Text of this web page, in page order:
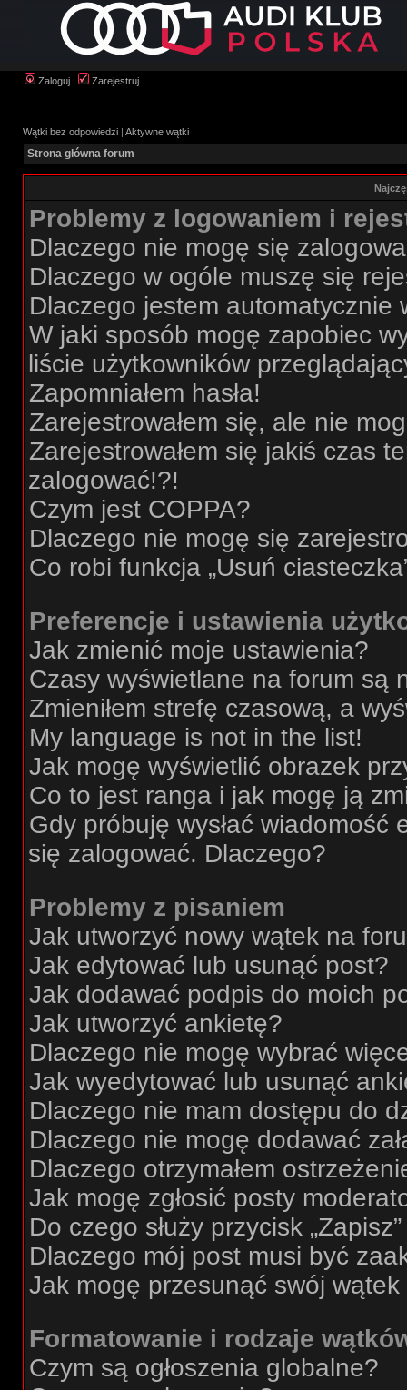
Zaloguj Zarejestruj
Wątki bez odpowiedzi | Aktywne wątki
Strona główna forum
Problemy z logowaniem i
Dlaczego nie mogę się
Dlaczego w ogóle muszę się
Dlaczego jestem automatycznie
W jaki sposób mogę zapobiec
liście użytkowników
Zapomniałem hasła!
Zarejestrowałem się, ale nie
Zarejestrowałem się jakiś czas
zalogować!?!
Czym jest COPPA?
Dlaczego nie mogę się
Co robi funkcja „Usuń
Preferencje i ustawienia
Jak zmienić moje ustawienia?
Czasy wyświetlane na forum są
Zmieniłem strefę czasową, a
My language is not in the list!
Jak mogę wyświetlić obrazek
Co to jest ranga i jak mogę ją
Gdy próbuję wysłać
się zalogować. Dlaczego?
Problemy z pisaniem
Jak utworzyć nowy wątek na
Jak edytować lub usunąć post?
Jak dodawać podpis do moich
Jak utworzyć ankietę?
Dlaczego nie mogę wybrać
Jak wyedytować lub usunąć
Dlaczego nie mam dostępu do
Dlaczego nie mogę dodawać
Dlaczego otrzymałem
Jak mogę zgłosić posty
Do czego służy przycisk
Dlaczego mój post musi być
Jak mogę przesunąć swój
Formatowanie i rodzaje
Czym są ogłoszenia globalne?